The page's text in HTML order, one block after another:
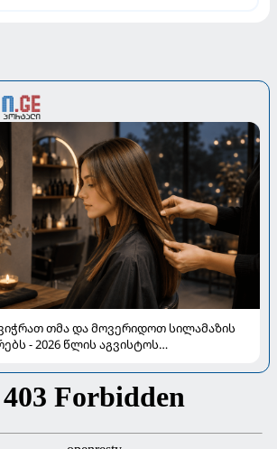
თმა და მოვერიდოთ სილამაზის
- 2026 წლის აგვისტოს